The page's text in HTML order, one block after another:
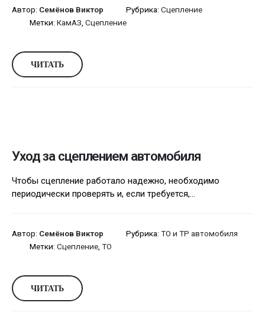
Автор: Семёнов Виктор Рубрика: Сцепление
Метки: КамАЗ Сцепление
ЧИТАТЬ
Уход за сцеплением автомобиля
Чтобы сцепление работало надежно, необходимо
периодически проверять и, если требуется,...
Автор: Семёнов Виктор Рубрика: ТО и ТР автомобиля
Метки: Сцепление ТО
ЧИТАТЬ